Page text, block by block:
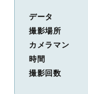
データ
撮影場所
カメラマン
時間
撮影回数